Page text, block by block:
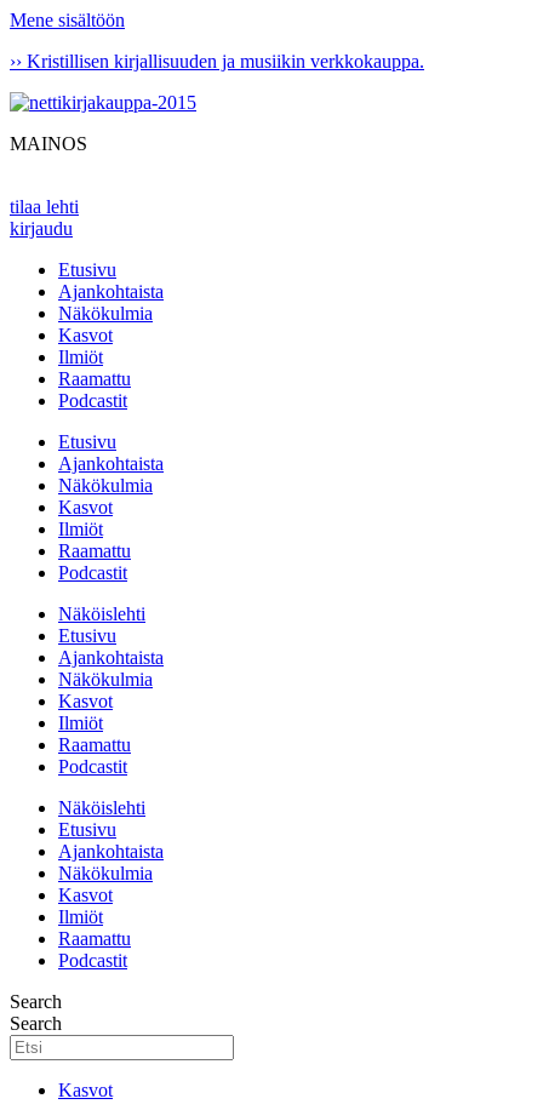
Mene sisältöön
›› Kristillisen kirjallisuuden ja musiikin verkkokauppa.
MAINOS
tilaa lehti
kirjaudu
Etusivu
Ajankohtaista
Näkökulmia
Kasvot
Ilmiöt
Raamattu
Podcastit
Etusivu
Ajankohtaista
Näkökulmia
Kasvot
Ilmiöt
Raamattu
Podcastit
Näköislehti
Etusivu
Ajankohtaista
Näkökulmia
Kasvot
Ilmiöt
Raamattu
Podcastit
Näköislehti
Etusivu
Ajankohtaista
Näkökulmia
Kasvot
Ilmiöt
Raamattu
Podcastit
Search
Search
Kasvot